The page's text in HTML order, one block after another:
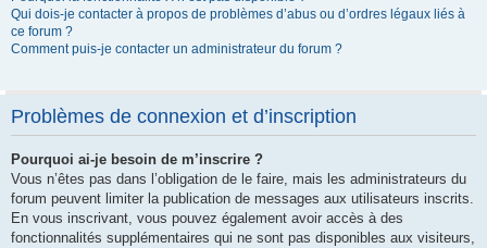
Qui dois-je contacter à propos de problèmes d’abus ou d’ordres légaux liés à
ce forum ?
Comment puis-je contacter un administrateur du forum ?
Problèmes de connexion et d’inscription
Pourquoi ai-je besoin de m’inscrire ?
Vous n’êtes pas dans l’obligation de le faire, mais les administrateurs du
forum peuvent limiter la publication de messages aux utilisateurs inscrits.
En vous inscrivant, vous pouvez également avoir accès à des
fonctionnalités supplémentaires qui ne sont pas disponibles aux visiteurs,